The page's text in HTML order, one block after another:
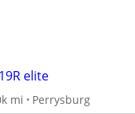
elite
mi Perrysburg